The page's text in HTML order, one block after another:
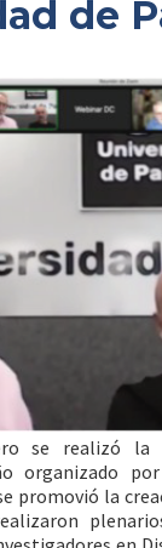
de
se realizó la
organizado
promovió la